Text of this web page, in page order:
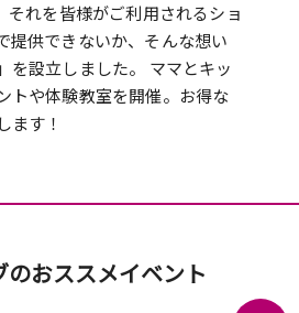
それを皆様がご利用されるショ
提供できないか、そんな想い
を設立しました。
ママとキッ
トや体験教室を開催。お得な
ます！
のおススメイベント